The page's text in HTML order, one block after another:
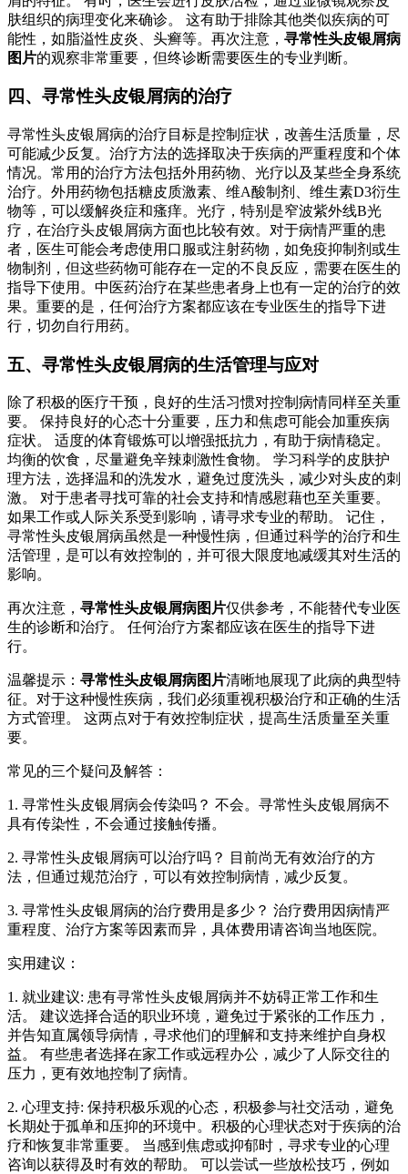
肤组织的病理变化来确诊。 这有助于排除其他类似疾病的可
能性，如脂溢性皮炎、头癣等。再次注意， 寻常性头皮银屑病
图片的观察非常重要，但终诊断需要医生的专业判断。
四、寻常性头皮银屑病的治疗
寻常性头皮银屑病的治疗目标是控制症状，改善生活质量，尽
可能减少反复。治疗方法的选择取决于疾病的严重程度和个体
情况。常用的治疗方法包括外用药物、光疗以及某些全身系统
治疗。外用药物包括糖皮质激素、维A酸制剂、维生素D3衍生
物等，可以缓解炎症和瘙痒。光疗，特别是窄波紫外线B光
疗，在治疗头皮银屑病方面也比较有效。对于病情严重的患
者，医生可能会考虑使用口服或注射药物，如免疫抑制剂或生
物制剂，但这些药物可能存在一定的不良反应，需要在医生的
指导下使用。中医药治疗在某些患者身上也有一定的治疗的效
果。重要的是，任何治疗方案都应该在专业医生的指导下进
行，切勿自行用药。
五、寻常性头皮银屑病的生活管理与应对
除了积极的医疗干预，良好的生活习惯对控制病情同样至关重
要。 保持良好的心态十分重要，压力和焦虑可能会加重疾病
症状。 适度的体育锻炼可以增强抵抗力，有助于病情稳定。
均衡的饮食，尽量避免辛辣刺激性食物。 学习科学的皮肤护
理方法，选择温和的洗发水，避免过度洗头，减少对头皮的刺
激。 对于患者寻找可靠的社会支持和情感慰藉也至关重要。
如果工作或人际关系受到影响，请寻求专业的帮助。 记住，
寻常性头皮银屑病虽然是一种慢性病，但通过科学的治疗和生
活管理，是可以有效控制的，并可很大限度地减缓其对生活的
影响。
再次注意， 寻常性头皮银屑病图片仅供参考，不能替代专业医
生的诊断和治疗。 任何治疗方案都应该在医生的指导下进
行。
温馨提示： 寻常性头皮银屑病图片清晰地展现了此病的典型特
征。对于这种慢性疾病，我们必须重视积极治疗和正确的生活
方式管理。 这两点对于有效控制症状，提高生活质量至关重
要。
常见的三个疑问及解答：
1. 寻常性头皮银屑病会传染吗？ 不会。寻常性头皮银屑病不
具有传染性，不会通过接触传播。
2. 寻常性头皮银屑病可以治疗吗？ 目前尚无有效治疗的方
法，但通过规范治疗，可以有效控制病情，减少反复。
3. 寻常性头皮银屑病的治疗费用是多少？ 治疗费用因病情严
重程度、治疗方案等因素而异，具体费用请咨询当地医院。
实用建议：
1. 就业建议: 患有寻常性头皮银屑病并不妨碍正常工作和生
活。 建议选择合适的职业环境，避免过于紧张的工作压力，
并告知直属领导病情，寻求他们的理解和支持来维护自身权
益。 有些患者选择在家工作或远程办公，减少了人际交往的
压力，更有效地控制了病情。
2. 心理支持: 保持积极乐观的心态，积极参与社交活动，避免
长期处于孤单和压抑的环境中。积极的心理状态对于疾病的治
疗和恢复非常重要。 当感到焦虑或抑郁时，寻求专业的心理
咨询以获得及时有效的帮助。 可以尝试一些放松技巧，例如